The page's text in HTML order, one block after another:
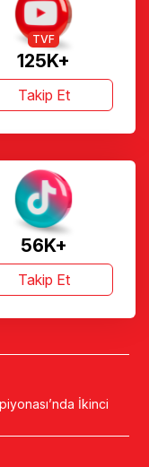
125K+
TVF
Takip Et
56K+
Takip Et
İkinci